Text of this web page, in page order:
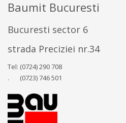
Baumit Bucuresti
Bucuresti sector 6
strada Preciziei nr.34
Tel: (0724) 290 708
. (0723) 746 501